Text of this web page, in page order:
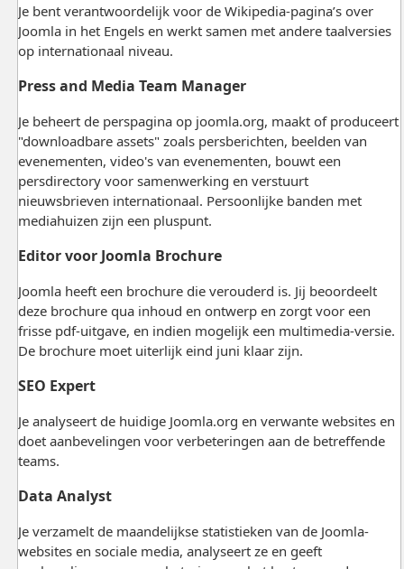
Je bent verantwoordelijk voor de Wikipedia-pagina’s over
Joomla in het Engels en werkt samen met andere taalversies
op internationaal niveau.
Press and Media Team Manager
Je beheert de perspagina op joomla.org, maakt of produceert
"downloadbare assets" zoals persberichten, beelden van
evenementen, video's van evenementen, bouwt een
persdirectory voor samenwerking en verstuurt
nieuwsbrieven internationaal. Persoonlijke banden met
mediahuizen zijn een pluspunt.
Editor voor Joomla Brochure
Joomla heeft een brochure die verouderd is. Jij beoordeelt
deze brochure qua inhoud en ontwerp en zorgt voor een
frisse pdf-uitgave, en indien mogelijk een multimedia-versie.
De brochure moet uiterlijk eind juni klaar zijn.
SEO Expert
Je analyseert de huidige Joomla.org en verwante websites en
doet aanbevelingen voor verbeteringen aan de betreffende
teams.
Data Analyst
Je verzamelt de maandelijkse statistieken van de Joomla-
websites en sociale media, analyseert ze en geeft